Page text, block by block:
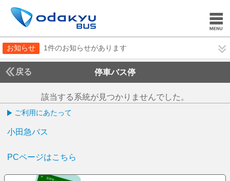
お知らせ 1件のお知らせがあります
戻る 停車バス停
該当する系統が見つかりませんでした。
ご利用にあたって
小田急バス
PCページはこちら